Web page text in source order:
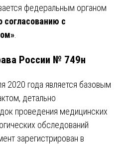
федеральным органом
согласованию с
России № 749н
2020 года является базовым
детально
проведения медицинских
обследований
зарегистрирован в